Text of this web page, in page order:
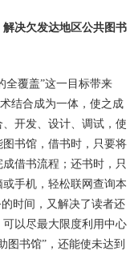
决欠发达地区公共图书
覆盖”这一目标带来
结合成为一体，使之成
开发、设计、调试，使
书馆，借书时，只要将
借书流程；还书时，只
手机，轻松联网查询本
时间，又解决了读者还
以尽最大限度利用中心
图书馆”，还能使未达到